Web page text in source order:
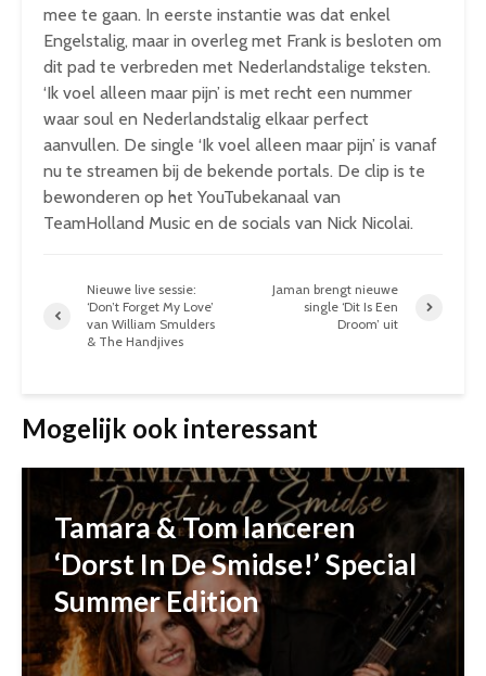
mee te gaan. In eerste instantie was dat enkel
Engelstalig, maar in overleg met Frank is besloten om
dit pad te verbreden met Nederlandstalige teksten.
‘Ik voel alleen maar pijn’ is met recht een nummer
waar soul en Nederlandstalig elkaar perfect
aanvullen. De single ‘Ik voel alleen maar pijn’ is vanaf
nu te streamen bij de bekende portals. De clip is te
bewonderen op het YouTubekanaal van
TeamHolland Music en de socials van Nick Nicolai.
Nieuwe live sessie:
‘Don’t Forget My Love’
van William Smulders
& The Handjives
Jaman brengt nieuwe
single ‘Dit Is Een
Droom’ uit
Mogelijk ook interessant
Tamara & Tom lanceren
‘Dorst In De Smidse!’ Special
Summer Edition